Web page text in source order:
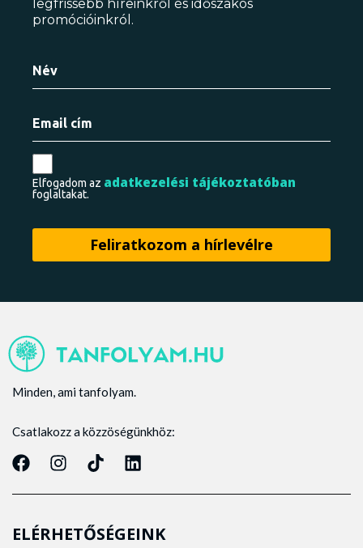
legfrissebb híreinkről és időszakos
promócióinkról.
Elfogadom az adatkezelési tájékoztatóban
foglaltakat.
Minden, ami tanfolyam.
Csatlakozz a közzöségünkhöz:
ELÉRHETŐSÉGEINK